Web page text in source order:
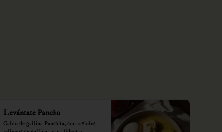
Levántate Pancho
Caldo de gallina Panchita, con ravioles